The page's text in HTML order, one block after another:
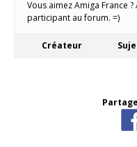
Vous aimez Amiga France
participant au forum. =)
Créateur